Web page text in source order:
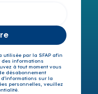
utilisée par la SFAP afin
des informations
à tout moment vous
désabonnement
sur la
personnelles, veuillez